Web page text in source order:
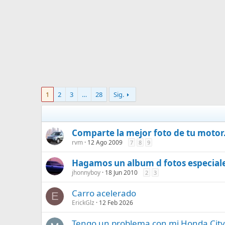
1 2 3 … 28 Sig.
Comparte la mejor foto de tu motor.
rvm 12 Ago 2009 7 8 9
Hagamos un album d fotos
jhonnyboy 18 Jun 2010 2 3
E Carro acelerado
ErickGlz 12 Feb 2026